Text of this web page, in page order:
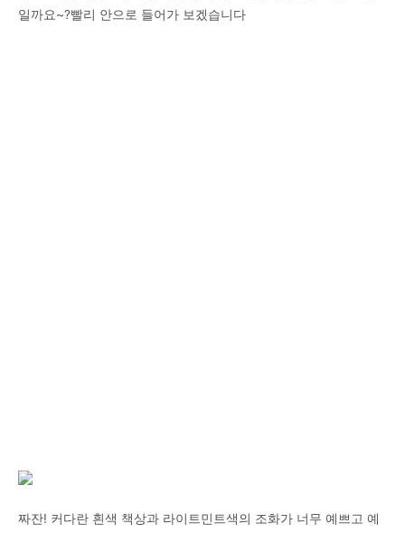
일까요~?빨리 안으로 들어가 보겠습니다
짜잔! 커다란 흰색 책상과 라이트민트색의 조화가 너무 예쁘고 예